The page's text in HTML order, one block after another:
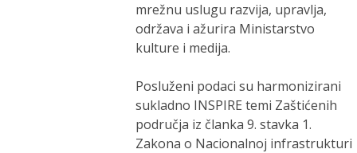
mrežnu uslugu razvija, upravlja,
održava i ažurira Ministarstvo
kulture i medija.
Posluženi podaci su harmonizirani
sukladno INSPIRE temi Zaštićenih
područja iz članka 9. stavka 1.
Zakona o Nacionalnoj infrastrukturi